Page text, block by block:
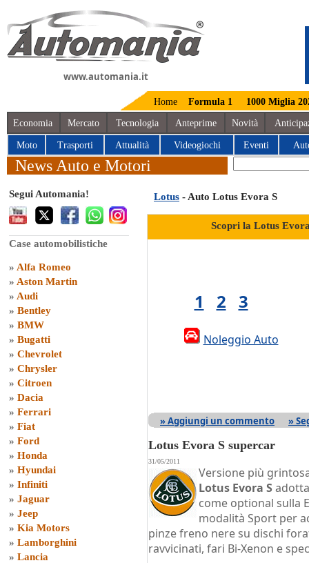
www.automania.it
Home Formula 1 1000 Miglia
Economia Mercato Tecnologia Anteprime Novità
Moto Trasporti Attualità Videogiochi Eventi
News Auto e Motori
Segui Automania!
Case automobilistiche
» Alfa Romeo
» Aston Martin
» Audi
» Bentley
» BMW
» Bugatti
» Chevrolet
» Chrysler
» Citroen
» Dacia
» Ferrari
» Fiat
» Ford
» Honda
» Hyundai
» Infiniti
» Jaguar
» Jeep
» Kia Motors
» Lamborghini
» Lancia
Lotus - Auto Lotus Evora S
Scopri la Lotus
1 2 3
Noleggio Auto
» Aggiungi un commento »
Lotus Evora S supercar
31/05/2011
Versione più
Lotus Evora S
come optional sulla
modalità Sport per
pinze freno nere su dischi
ravvicinati, fari Bi-Xenon e